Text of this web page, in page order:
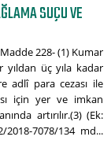
SUÇU VE
228- (1) Kumar
üç yıla kadar
adlî para cezası ile
için yer ve imkan
artırılır.(3) (Ek:
7078/134 md...